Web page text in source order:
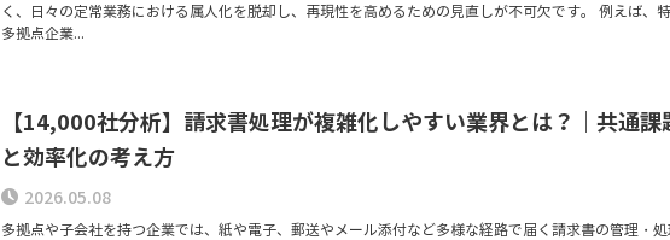
く、日々の定常業務における属人化を脱却し、再現性を高めるための見直しが不可欠です。 例えば、
多拠点企業...
【14,000社分析】請求書処理が複雑化しやすい業界とは？｜共通課
と効率化の考え方
2026.05.08
多拠点や子会社を持つ企業では、紙や電子、郵送やメール添付など多様な経路で届く請求書の管理・処